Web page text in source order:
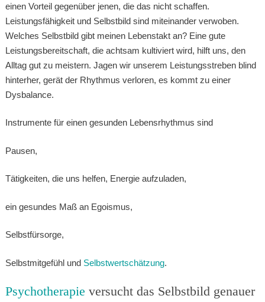
einen Vorteil gegenüber jenen, die das nicht schaffen.
Leistungsfähigkeit und Selbstbild sind miteinander verwoben.
Welches Selbstbild gibt meinen Lebenstakt an? Eine gute
Leistungsbereitschaft, die achtsam kultiviert wird, hilft uns, den
Alltag gut zu meistern. Jagen wir unserem Leistungsstreben blind
hinterher, gerät der Rhythmus verloren, es kommt zu einer
Dysbalance.
Instrumente für einen gesunden Lebensrhythmus sind
Pausen,
Tätigkeiten, die uns helfen, Energie aufzuladen,
ein gesundes Maß an Egoismus,
Selbstfürsorge,
Selbstmitgefühl und Selbstwertschätzung.
Psychotherapie versucht das Selbstbild genauer